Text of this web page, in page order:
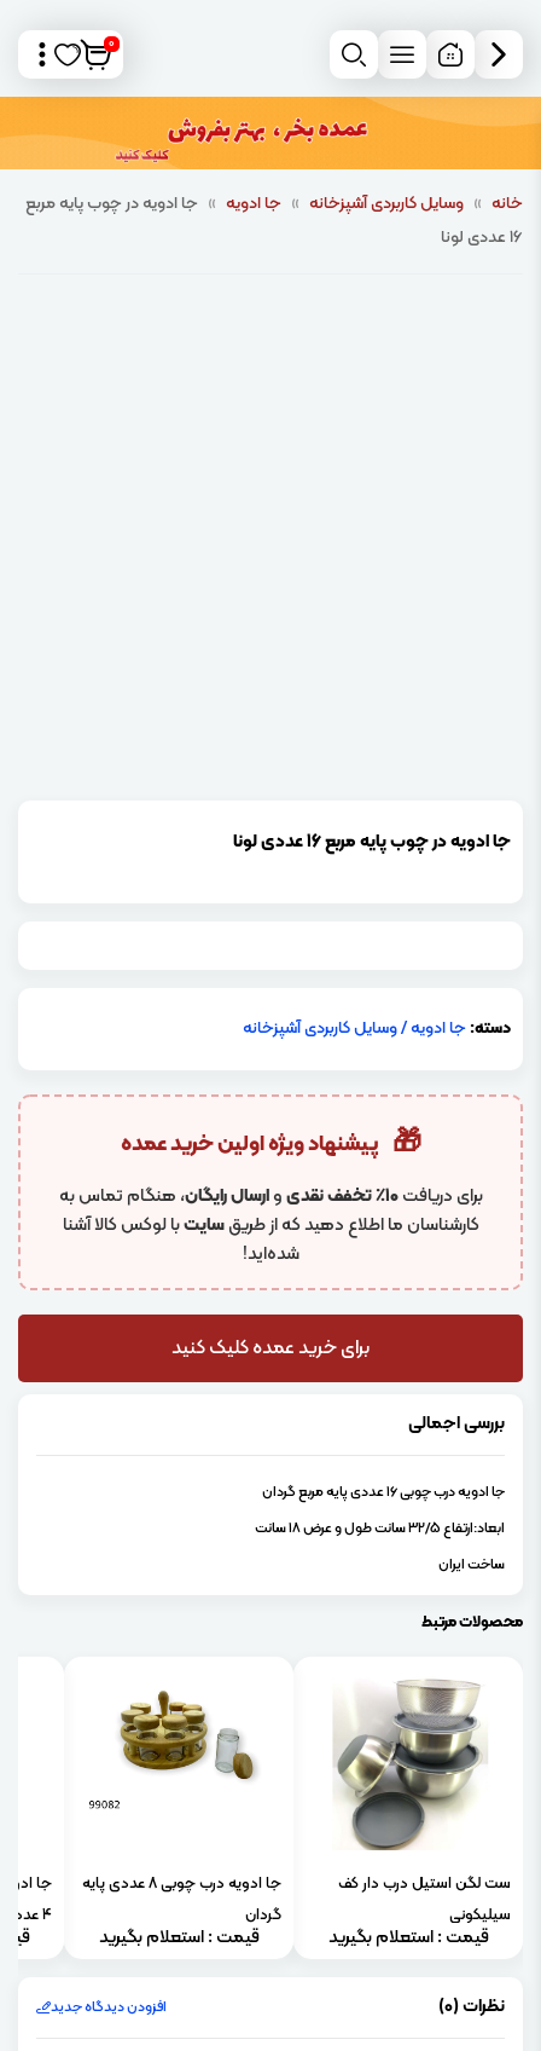
0
خانه » وسایل کاربردی آشپزخانه » جا ادویه » جا ادویه در چوب پایه مربع
16 عددی لونا
جا ادویه در چوب پایه مربع 16 عددی لونا
دسته:جا ادویه/وسایل کاربردی آشپزخانه
🎁 پیشنهاد ویژه اولین خرید عمده
برای دریافت۱۰٪ تخفف نقدی وارسال رایگان، هنگام تماس به
کارشناسان ما اطلاع دهید که از طریقسایتبا لوکس کالا آشنا
شده‌اید!
برای خرید عمده کلیک کنید
بررسی اجمالی
جا ادویه درب چوبی 16 عددی پایه مربع گردان
ابعاد:ارتفاع 32/5 سانت طول و عرض 18 سانت
ساخت ایران
محصولات مرتبط
ست لگن استیل درب دار کف
سیلیکونی
قیمت : استعلام بگیرید
جا ادویه درب چوبی 8 عددی پایه
گردان
قیمت : استعلام بگیرید
جا
4 عددی)
نظرات (0) افزودن دیدگاه جدید